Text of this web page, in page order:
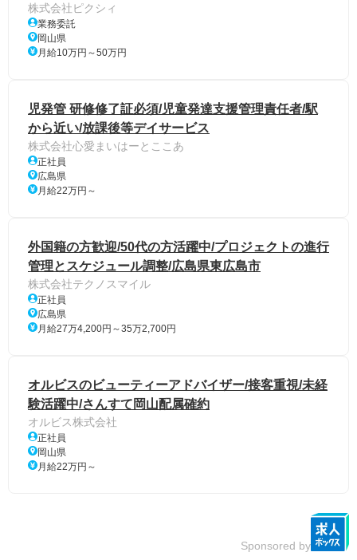
株式会社ピクシィ
業務委託
岡山県
月給10万円～50万円
児発管 研修修了証必須/児童発達支援管理責任者/駅
から近い/放課後等デイサービス
株式会社心愛まいはーとここあ
正社員
広島県
月給22万円～
外国籍の方歓迎/50代の方活躍中/プロジェクトの進行
管理とスケジュール調整/広島県東広島市
株式会社テクノスマイル
正社員
広島県
月給27万4,200円～35万2,700円
オルビスのビューティーアドバイザー/接客重視/未経
験活躍中/さんすて岡山配属確約
オルビス株式会社
正社員
岡山県
月給22万円～
Sponsored by